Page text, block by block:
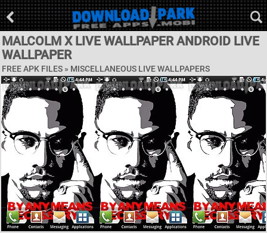
MALCOLM X LIVE WALLPAPER ANDROID LIVE
WALLPAPER
FREE APK FILES » MISCELLANEOUS LIVE WALLPAPERS